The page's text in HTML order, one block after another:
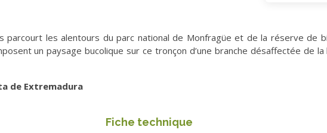
les alentours du parc national de Monfragüe et de la réserve de
un paysage bucolique sur ce tronçon d’une branche désaffectée de
de Extremadura
Fiche technique